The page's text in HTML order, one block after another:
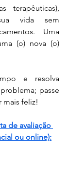
terapêuticas)
vida sem
Uma
(o) nova (o)
e resolva
passe
mais feliz!
de avaliação
ou online):